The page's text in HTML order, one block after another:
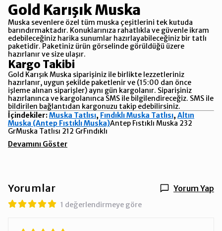
Gold Karışık Muska
Muska sevenlere özel tüm muska çeşitlerini tek kutuda
barındırmaktadır. Konuklarınıza rahatlıkla ve güvenle ikram
edebileceğiniz harika sunumlar hazırlayabileceğiniz bir tatlı
paketidir. Paketiniz ürün görselinde görüldüğü üzere
hazırlanır ve size ulaşır.
Kargo Takibi
Gold Karışık Muska siparişiniz ile birlikte lezzetleriniz
hazırlanır, uygun şekilde paketlenir ve (15:00 dan önce
işleme alınan siparişler) aynı gün kargolanır. Siparişiniz
hazırlanınca ve kargolanınca SMS ile bilgilendireceğiz. SMS ile
bildirilen bağlantıdan kargonuzu takip edebilirsiniz.
İçindekiler:Muska Tatlısı, Fındıklı Muska Tatlısı, Altın
Muska (Antep Fıstıklı Muska)Antep Fıstıklı Muska 232
GrMuska Tatlısı 212 GrFındıklı
Devamını Göster
Yorumlar Yorum Yap
1 değerlendirmeye göre